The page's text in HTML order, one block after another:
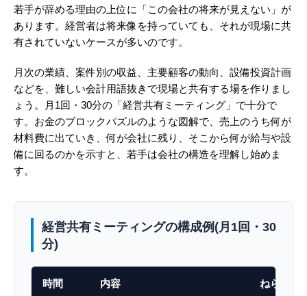
若手が辞める理由の上位に「この会社の将来が見えない」が
あります。経営者は将来像を持っていても、それが現場に共
有されていないケースが多いのです。
月次の業績、案件別の収益、主要顧客の動向、設備投資計画
などを、難しい会計用語抜きで現場と共有する場を作りまし
ょう。月1回・30分の「経営共有ミーティング」で十分で
す。お金のブロックパズルのような図解で、売上のうち何が
材料費に出ていき、何が会社に残り、そこから何が給与や設
備に回るのかを示すと、若手は会社の構造を理解し始めま
す。
経営共有ミーティングの構成例(月1回・30
分)
時間 内容 ねらい